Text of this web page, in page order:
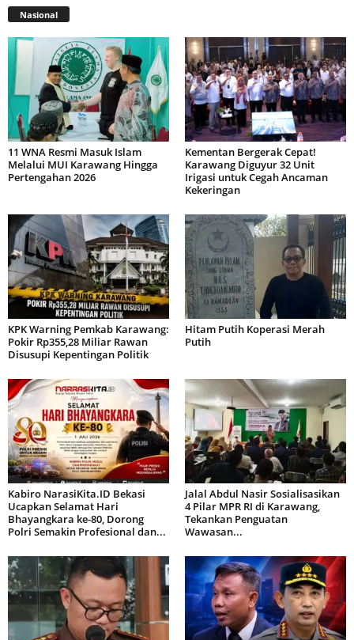
Nasional
11 WNA Resmi Masuk Islam
Melalui MUI Karawang Hingga
Pertengahan 2026
Kementan Bergerak Cepat!
Karawang Diguyur 32 Unit
Irigasi untuk Cegah Ancaman
Kekeringan
KPK Warning Pemkab Karawang:
Pokir Rp355,28 Miliar Rawan
Disusupi Kepentingan Politik
Hitam Putih Koperasi Merah
Putih
Kabiro NarasiKita.ID Bekasi
Ucapkan Selamat Hari
Bhayangkara ke-80, Dorong
Polri Semakin Profesional dan...
Jalal Abdul Nasir Sosialisasikan
4 Pilar MPR RI di Karawang,
Tekankan Penguatan
Wawasan...